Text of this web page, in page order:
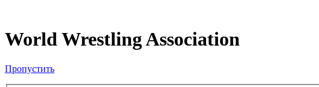
World Wrestling Association
Пропустить